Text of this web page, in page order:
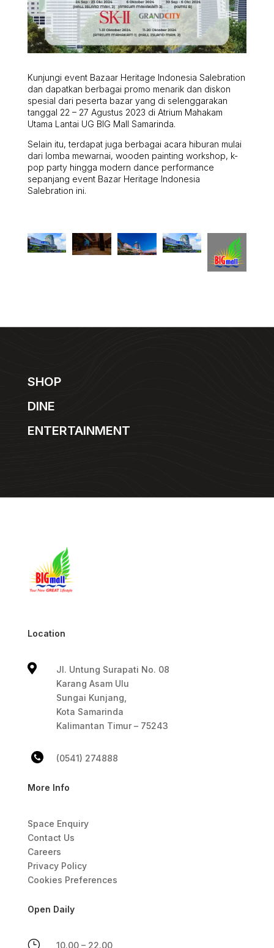
Kunjungi event Bazaar Heritage Indonesia Salebration
dan dapatkan berbagai promo menarik dan diskon
spesial dari peserta bazar yang di selenggarakan
tanggal 22 – 27 Agustus 2023 di Atrium Mahakam
Utama Lantai UG BIG Mall Samarinda.
Selain itu, terdapat juga berbagai acara hiburan mulai
dari lomba mewarnai, wooden painting workshop, k-
pop party hingga modern dance performance
sepanjang event Bazar Heritage Indonesia
Salebration ini.
SHOP
DINE
ENTERTAINMENT
Location

Jl. Untung Surapati No. 08
Karang Asam Ulu
Sungai Kunjang,
Kota Samarinda
Kalimantan Timur – 75243
(0541) 274888
More Info
Space Enquiry
Contact Us
Careers
Privacy Policy
Cookies Preferences
Open Daily
} 10.00 – 22.00